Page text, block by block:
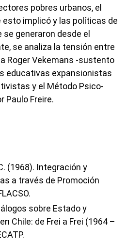
pobres urbanos, el
esto implicó y las políticas de
generaron desde el
se analiza la tensión entre
Roger Vekemans -sustento
educativas expansionistas
y el Método Psico-
Paulo Freire.
(1968). Integración y
a través de Promoción
sobre Estado y
Chile: de Frei a Frei (1964 –